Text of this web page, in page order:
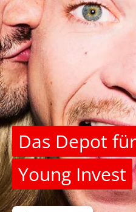
Das Depot
Young Invest